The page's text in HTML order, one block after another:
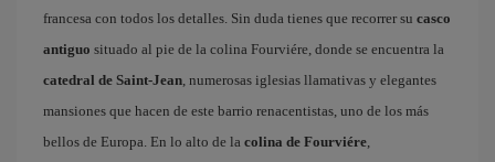
francesa con todos los detalles. Sin duda tienes que recorrer su casco
antiguo situado al pie de la colina Fourviére, donde se encuentra la
catedral de Saint-Jean, numerosas iglesias llamativas y elegantes
mansiones que hacen de este barrio renacentistas, uno de los más
bellos de Europa. En lo alto de la colina de Fourviére,